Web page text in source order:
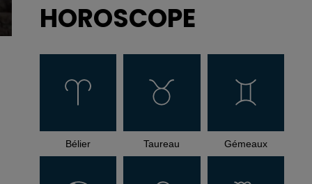
HOROSCOPE
Bélier Taureau Gémeaux